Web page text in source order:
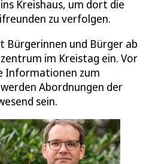
Kreishaus, um dort die
zu verfolgen.
Bürgerinnen und Bürger ab
im Kreistag ein. Vor
Informationen zum
Abordnungen der
sein.